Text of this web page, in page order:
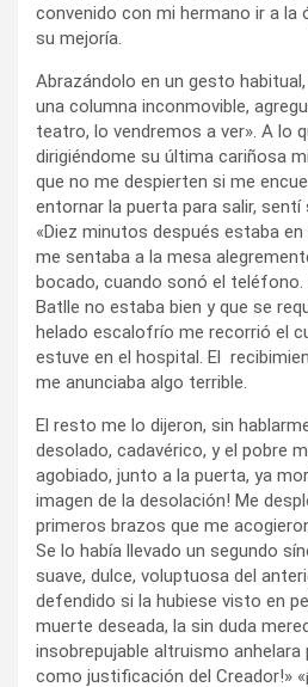
convenido con mi hermano ir a la
su mejoría.
Abrazándolo en un gesto
una columna inconmovible,
teatro, lo vendremos a ver». A lo
dirigiéndome su última cariñosa
que no me despierten si me
entornar la puerta para salir,
«Diez minutos después estaba
me sentaba a la mesa
bocado, cuando sonó el teléfono.
Batlle no estaba bien y que se
helado escalofrío me recorrió el
estuve en el hospital. El
me anunciaba algo terrible.
El resto me lo dijeron, sin
desolado, cadavérico, y el pobre
agobiado, junto a la puerta, ya
imagen de la desolación! Me
primeros brazos que me
Se lo había llevado un segundo
suave, dulce, voluptuosa del
defendido si la hubiese visto en
muerte deseada, la sin duda
insobrepujable altruismo
como justificación del Creador!»